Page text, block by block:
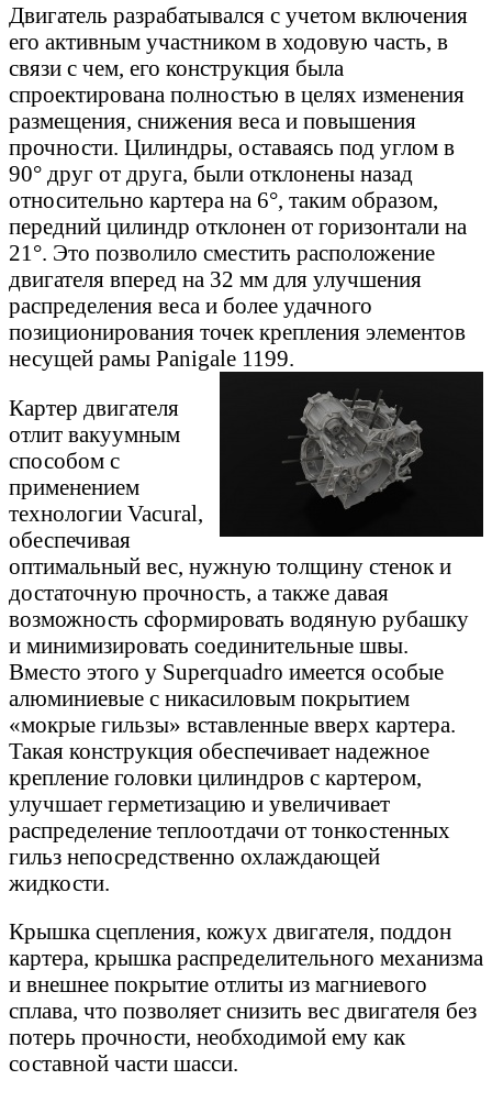
Двигатель разрабатывался с учетом включения
его активным участником в ходовую часть, в
связи с чем, его конструкция была
спроектирована полностью в целях изменения
размещения, снижения веса и повышения
прочности. Цилиндры, оставаясь под углом в
90° друг от друга, были отклонены назад
относительно картера на 6°, таким образом,
передний цилиндр отклонен от горизонтали на
21°. Это позволило сместить расположение
двигателя вперед на 32 мм для улучшения
распределения веса и более удачного
позиционирования точек крепления элементов
несущей рамы Panigale 1199.
Картер двигателя
отлит вакуумным
способом с
применением
технологии Vacural,
обеспечивая
оптимальный вес, нужную толщину стенок и
достаточную прочность, а также давая
возможность сформировать водяную рубашку
и минимизировать соединительные швы.
Вместо этого у Superquadro имеется особые
алюминиевые с никасиловым покрытием
«мокрые гильзы» вставленные вверх картера.
Такая конструкция обеспечивает надежное
крепление головки цилиндров с картером,
улучшает герметизацию и увеличивает
распределение теплоотдачи от тонкостенных
гильз непосредственно охлаждающей
жидкости.
Крышка сцепления, кожух двигателя, поддон
картера, крышка распределительного механизма
и внешнее покрытие отлиты из магниевого
сплава, что позволяет снизить вес двигателя без
потерь прочности, необходимой ему как
составной части шасси.